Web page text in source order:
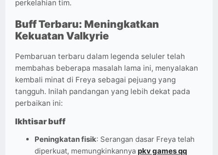
perkelahian tim.
Buff Terbaru: Meningkatkan
Kekuatan Valkyrie
Pembaruan terbaru dalam legenda seluler telah
membahas beberapa masalah lama ini, menyalakan
kembali minat di Freya sebagai pejuang yang
tangguh. Inilah pandangan yang lebih dekat pada
perbaikan ini:
Ikhtisar buff
Peningkatan fisik: Serangan dasar Freya telah
diperkuat, memungkinkannya pkv games qq